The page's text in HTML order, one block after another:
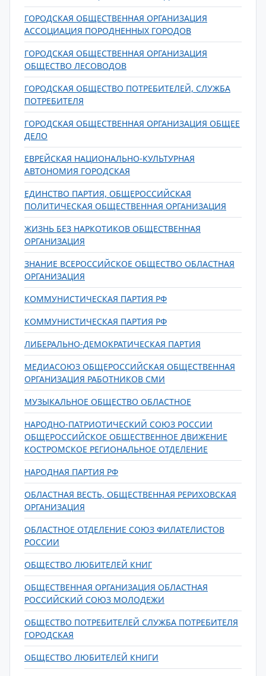
ГОРОДСКАЯ ОБЩЕСТВЕННАЯ ОРГАНИЗАЦИЯ
АССОЦИАЦИЯ ПОРОДНЕННЫХ ГОРОДОВ
ГОРОДСКАЯ ОБЩЕСТВЕННАЯ ОРГАНИЗАЦИЯ
ОБЩЕСТВО ЛЕСОВОДОВ
ГОРОДСКАЯ ОБЩЕСТВО ПОТРЕБИТЕЛЕЙ, СЛУЖБА
ПОТРЕБИТЕЛЯ
ГОРОДСКАЯ ОБЩЕСТВЕННАЯ ОРГАНИЗАЦИЯ ОБЩЕЕ
ДЕЛО
ЕВРЕЙСКАЯ НАЦИОНАЛЬНО-КУЛЬТУРНАЯ
АВТОНОМИЯ ГОРОДСКАЯ
ЕДИНСТВО ПАРТИЯ, ОБЩЕРОССИЙСКАЯ
ПОЛИТИЧЕСКАЯ ОБЩЕСТВЕННАЯ ОРГАНИЗАЦИЯ
ЖИЗНЬ БЕЗ НАРКОТИКОВ ОБЩЕСТВЕННАЯ
ОРГАНИЗАЦИЯ
ЗНАНИЕ ВСЕРОССИЙСКОЕ ОБЩЕСТВО ОБЛАСТНАЯ
ОРГАНИЗАЦИЯ
КОММУНИСТИЧЕСКАЯ ПАРТИЯ РФ
КОММУНИСТИЧЕСКАЯ ПАРТИЯ РФ
ЛИБЕРАЛЬНО-ДЕМОКРАТИЧЕСКАЯ ПАРТИЯ
МЕДИАСОЮЗ ОБЩЕРОССИЙСКАЯ ОБЩЕСТВЕННАЯ
ОРГАНИЗАЦИЯ РАБОТНИКОВ СМИ
МУЗЫКАЛЬНОЕ ОБЩЕСТВО ОБЛАСТНОЕ
НАРОДНО-ПАТРИОТИЧЕСКИЙ СОЮЗ РОССИИ
ОБЩЕРОССИЙСКОЕ ОБЩЕСТВЕННОЕ ДВИЖЕНИЕ
КОСТРОМСКОЕ РЕГИОНАЛЬНОЕ ОТДЕЛЕНИЕ
НАРОДНАЯ ПАРТИЯ РФ
ОБЛАСТНАЯ ВЕСТЬ, ОБЩЕСТВЕННАЯ РЕРИХОВСКАЯ
ОРГАНИЗАЦИЯ
ОБЛАСТНОЕ ОТДЕЛЕНИЕ СОЮЗ ФИЛАТЕЛИСТОВ
РОССИИ
ОБЩЕСТВО ЛЮБИТЕЛЕЙ КНИГ
ОБЩЕСТВЕННАЯ ОРГАНИЗАЦИЯ ОБЛАСТНАЯ
РОССИЙСКИЙ СОЮЗ МОЛОДЕЖИ
ОБЩЕСТВО ПОТРЕБИТЕЛЕЙ СЛУЖБА ПОТРЕБИТЕЛЯ
ГОРОДСКАЯ
ОБЩЕСТВО ЛЮБИТЕЛЕЙ КНИГИ